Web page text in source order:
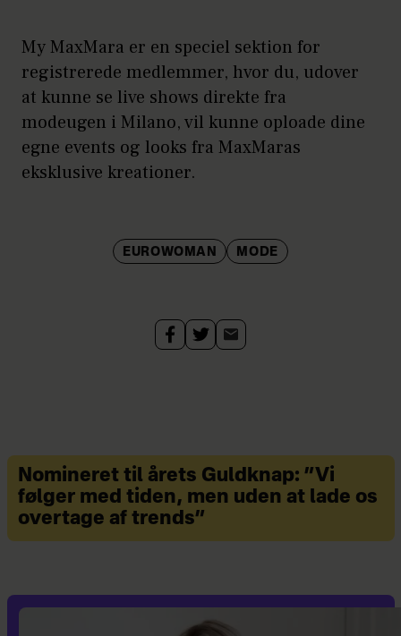
My MaxMara er en speciel sektion for
registrerede medlemmer, hvor du, udover
at kunne se live shows direkte fra
modeugen i Milano, vil kunne oploade dine
egne events og looks fra MaxMaras
eksklusive kreationer.
EUROWOMAN MODE
Nomineret til årets Guldknap: ”Vi
følger med tiden, men uden at lade os
overtage af trends”